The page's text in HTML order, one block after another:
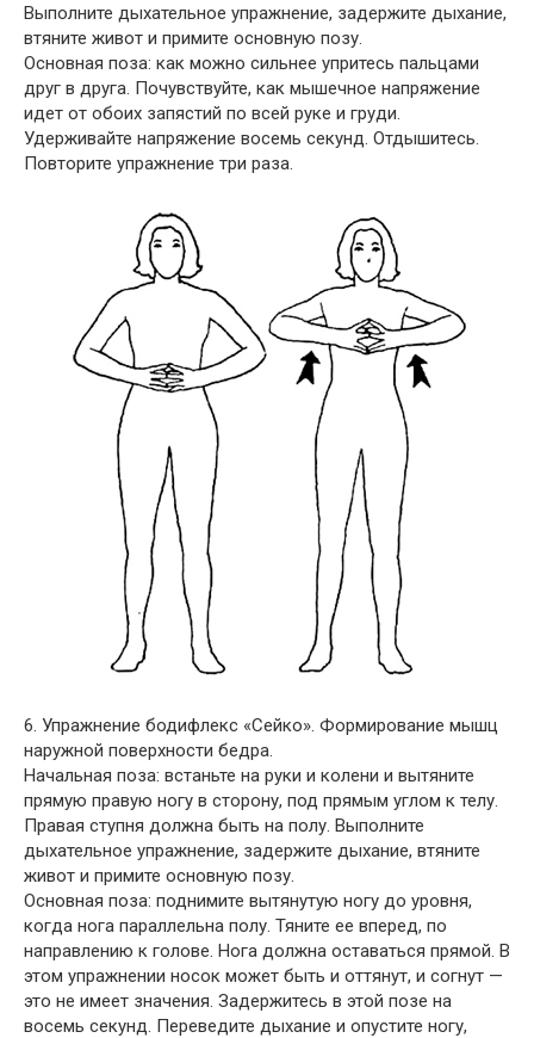
Выполните дыхательное упражнение, задержите дыхание,
втяните живот и примите основную позу.
Основная поза: как можно сильнее упритесь пальцами
друг в друга. Почувствуйте, как мышечное напряжение
идет от обоих запястий по всей руке и груди.
Удерживайте напряжение восемь секунд. Отдышитесь.
Повторите упражнение три раза.
6. Упражнение бодифлекс «Сейко». Формирование мышц
наружной поверхности бедра.
Начальная поза: встаньте на руки и колени и вытяните
прямую правую ногу в сторону, под прямым углом к телу.
Правая ступня должна быть на полу. Выполните
дыхательное упражнение, задержите дыхание, втяните
живот и примите основную позу.
Основная поза: поднимите вытянутую ногу до уровня,
когда нога параллельна полу. Тяните ее вперед, по
направлению к голове. Нога должна оставаться прямой. В
этом упражнении носок может быть и оттянут, и согнут —
это не имеет значения. Задержитесь в этой позе на
восемь секунд. Переведите дыхание и опустите ногу,